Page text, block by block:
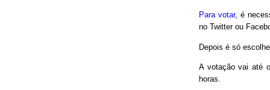
Para votar, é
no Twitter ou
Depois é só
A votação vai até
horas.